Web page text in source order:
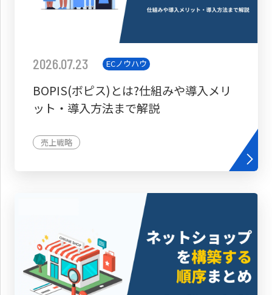
2026.07.23 ECノウハウ
BOPIS(ボピス)とは?仕組みや導入メリ
ット・導入方法まで解説
売上戦略